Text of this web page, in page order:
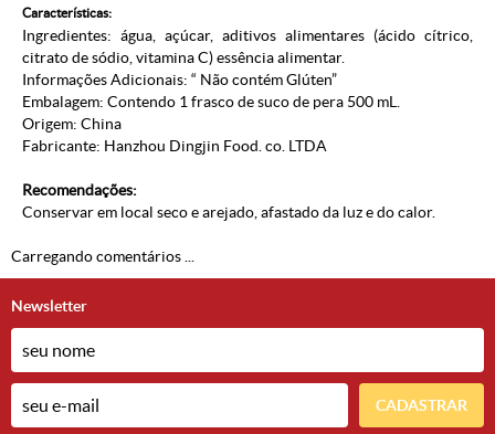
Características:
Ingredientes: água, açúcar, aditivos alimentares (ácido cítrico,
citrato de sódio, vitamina C) essência alimentar.
Informações Adicionais: “ Não contém Glúten”
Embalagem: Contendo 1 frasco de suco de pera 500 mL.
Origem: China
Fabricante: Hanzhou Dingjin Food. co. LTDA
Recomendações:
Conservar em local seco e arejado, afastado da luz e do calor.
Carregando comentários ...
Newsletter
CADASTRAR